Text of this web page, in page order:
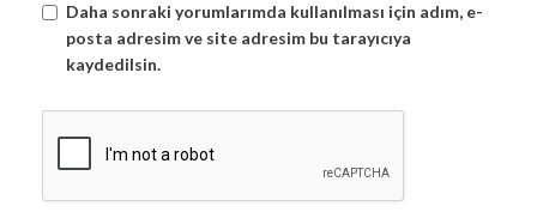
Daha sonraki yorumlarımda kullanılması için adım, e-
posta adresim ve site adresim bu tarayıcıya
kaydedilsin.